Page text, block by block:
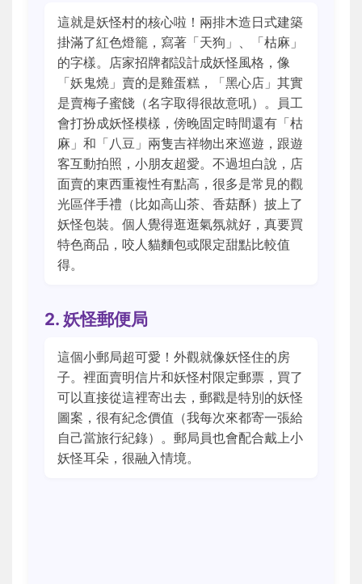
這就是妖怪村的核心啦！兩排木造日式建築
掛滿了紅色燈籠，寫著「天狗」、「枯麻」
的字樣。店家招牌都設計成妖怪風格，像
「妖鬼燒」賣的是雞蛋糕，「黑心店」其實
是賣梅子蜜餞（名字取得很故意吼）。員工
會打扮成妖怪模樣，傍晚固定時間還有「枯
麻」和「八豆」兩隻吉祥物出來巡遊，跟遊
客互動拍照，小朋友超愛。不過坦白說，店
面賣的東西重複性有點高，很多是常見的觀
光區伴手禮（比如高山茶、香菇酥）披上了
妖怪包裝。個人覺得逛逛氣氛就好，真要買
特色商品，咬人貓麵包或限定甜點比較值
得。
2. 妖怪郵便局
這個小郵局超可愛！外觀就像妖怪住的房
子。裡面賣明信片和妖怪村限定郵票，買了
可以直接從這裡寄出去，郵戳是特別的妖怪
圖案，很有紀念價值（我每次來都寄一張給
自己當旅行紀錄）。郵局員也會配合戴上小
妖怪耳朵，很融入情境。